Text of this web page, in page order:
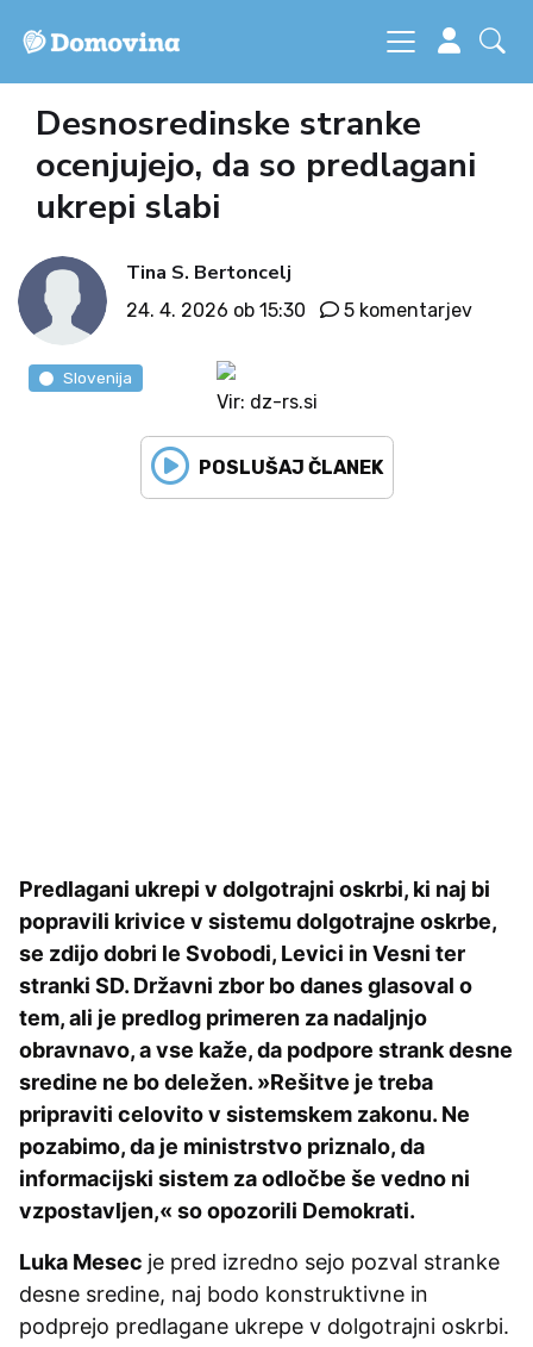
Desnosredinske stranke
ocenjujejo, da so predlagani
ukrepi slabi
Tina S. Bertoncelj
24. 4. 2026 ob 15:30 5 komentarjev
Vir: dz-rs.si
Slovenija
POSLUŠAJ ČLANEK
Predlagani ukrepi v dolgotrajni oskrbi, ki naj bi
popravili krivice v sistemu dolgotrajne oskrbe,
se zdijo dobri le Svobodi, Levici in Vesni ter
stranki SD. Državni zbor bo danes glasoval o
tem, ali je predlog primeren za nadaljnjo
obravnavo, a vse kaže, da podpore strank desne
sredine ne bo deležen. »Rešitve je treba
pripraviti celovito v sistemskem zakonu. Ne
pozabimo, da je ministrstvo priznalo, da
informacijski sistem za odločbe še vedno ni
vzpostavljen,« so opozorili Demokrati.
Luka Mesec je pred izredno sejo pozval stranke
desne sredine, naj bodo konstruktivne in
podprejo predlagane ukrepe v dolgotrajni oskrbi.